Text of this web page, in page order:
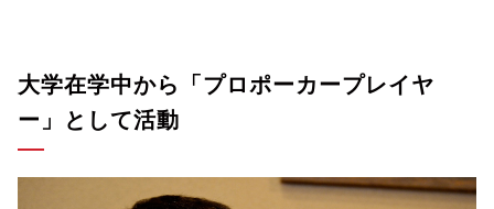
大学在学中から「プロポーカープレイヤ
ー」として活動